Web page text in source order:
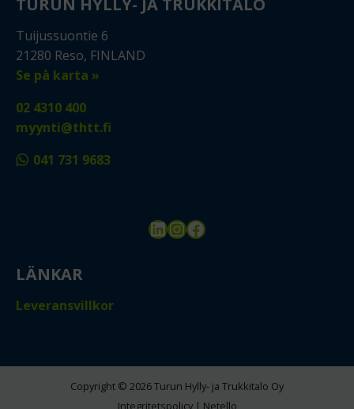
Tuijussuontie 6
21280 Reso, FINLAND
Se på karta »
02 4310 400
myynti@thtt.fi
041 731 9683
LinkedIn
Instagram
Facebook
LÄNKAR
Leveransvillkor
Copyright © 2026 Turun Hylly- ja Trukkitalo Oy
Integritetspolicy| Netello